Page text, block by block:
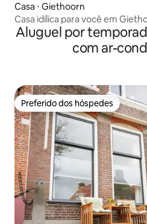
Casa ⋅ Giethoorn
Casa idílica para você em
Aluguel por
com ar-
Preferido dos hóspedes
Preferido dos hóspedes